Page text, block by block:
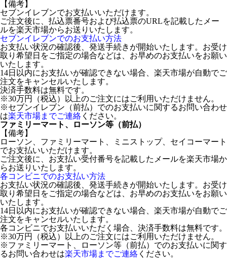
【備考】
セブンイレブンでお支払いいただけます。
ご注文後に、払込票番号および払込票のURLを記載したメー
ルを楽天市場からお送りいたします。
セブンイレブンでのお支払い方法
お支払い状況の確認後、発送手続きが開始いたします。お受け
取り希望日をご指定の場合などは、お早めのお支払いをお願い
いたします。
14日以内にお支払いが確認できない場合、楽天市場が自動でご
注文をキャンセルいたします。
決済手数料は無料です。
※30万円（税込）以上のご注文にはご利用いただけません。
※セブンイレブン（前払）でのお支払いに関するお問い合わせ
は楽天市場までご連絡 ください。
ファミリーマート、ローソン等（前払）
【備考】
ローソン、ファミリーマート、ミニストップ、セイコーマート
でお支払いいただけます。
ご注文後に、お支払い受付番号を記載したメールを楽天市場か
らお送りいたします。
各コンビニでのお支払い方法
お支払い状況の確認後、発送手続きが開始いたします。お受け
取り希望日をご指定の場合などは、お早めのお支払いをお願い
いたします。
14日以内にお支払いが確認できない場合、楽天市場が自動でご
注文をキャンセルいたします。
各コンビニでお支払いいただく場合、決済手数料は無料です。
※30万円（税込）以上のご注文にはご利用いただけません。
※ファミリーマート、ローソン等（前払）でのお支払いに関す
るお問い合わせは楽天市場までご連絡 ください。